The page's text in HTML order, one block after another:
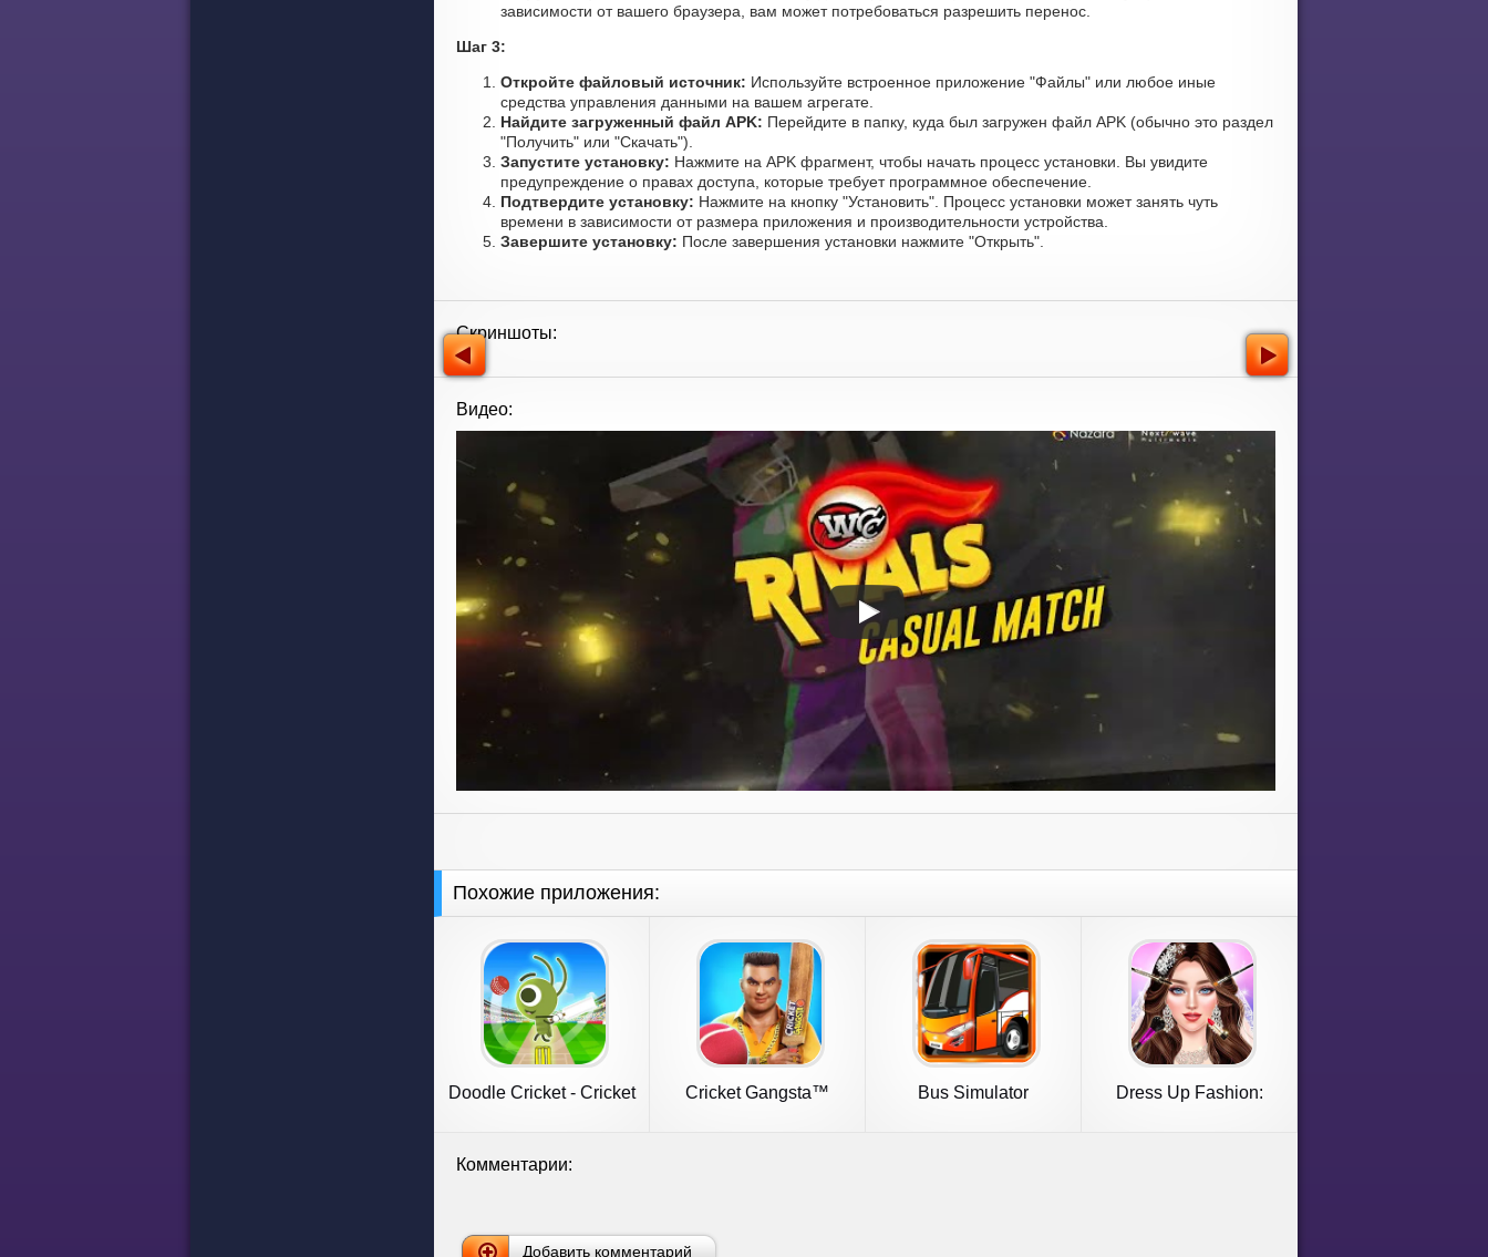
зависимости от вашего браузера, вам может потребоваться разрешить перенос.
Шаг 3:
Откройте файловый источник: Используйте встроенное приложение "Файлы" или любое иные
средства управления данными на вашем агрегате.
Найдите загруженный файл APK: Перейдите в папку, куда был загружен файл APK (обычно это раздел
"Получить" или "Скачать").
Запустите установку: Нажмите на APK фрагмент, чтобы начать процесс установки. Вы увидите
предупреждение о правах доступа, которые требует программное обеспечение.
Подтвердите установку: Нажмите на кнопку "Установить". Процесс установки может занять чуть
времени в зависимости от размера приложения и производительности устройства.
Завершите установку: После завершения установки нажмите "Открыть".
Скриншоты:
Видео:
Похожие приложения:
Doodle Cricket - Cricket
Cricket Gangsta™
Bus Simulator
Dress Up Fashion:
Комментарии:
Добавить комментарий